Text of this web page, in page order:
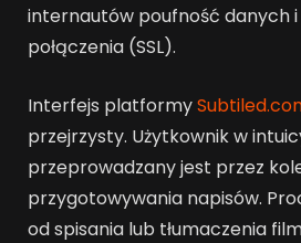
internautów poufność danych
połączenia (SSL).
Interfejs platformy
przejrzysty. Użytkownik w
przeprowadzany jest przez
przygotowywania napisów.
od spisania lub tłumaczenia